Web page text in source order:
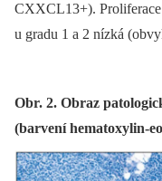
CXXCL13+).
u gradu 1 a 2 nízká
Obr. 2. Obraz
(barvení hematoxylin-